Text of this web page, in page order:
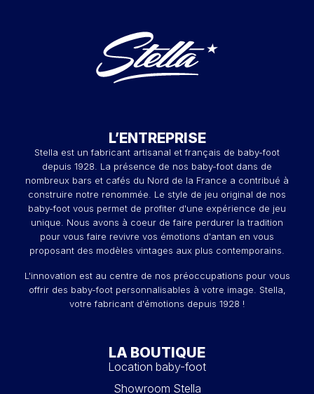
L’ENTREPRISE
Stella est un fabricant artisanal et français de baby-foot
depuis 1928. La présence de nos baby-foot dans de
nombreux bars et cafés du Nord de la France a contribué à
construire notre renommée. Le style de jeu original de nos
baby-foot vous permet de profiter d'une expérience de jeu
unique. Nous avons à coeur de faire perdurer la tradition
pour vous faire revivre vos émotions d'antan en vous
proposant des modèles vintages aux plus contemporains.
L'innovation est au centre de nos préoccupations pour vous
offrir des baby-foot personnalisables à votre image. Stella,
votre fabricant d'émotions depuis 1928 !
LA BOUTIQUE
Location baby-foot
Showroom Stella